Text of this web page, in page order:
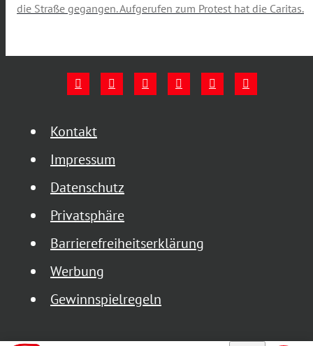
die Straße gegangen. Aufgerufen zum Protest hat die Caritas.
Kontakt
Impressum
Datenschutz
Privatsphäre
Barrierefreiheitserklärung
Werbung
Gewinnspielregeln